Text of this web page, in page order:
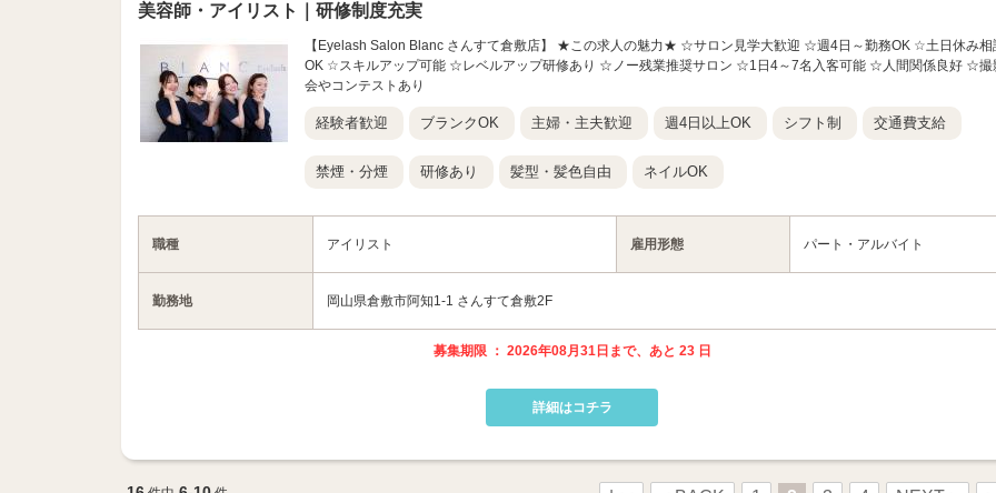
美容師・アイリスト｜研修制度充実
【Eyelash Salon Blanc さんすて倉敷店】 ★この求人の魅力★ ☆サロン見学大歓迎 ☆週4日～勤務OK ☆土日休み相
OK ☆スキルアップ可能 ☆レベルアップ研修あり ☆ノー残業推奨サロン ☆1日4～7名入客可能 ☆人間関係良好 ☆撮
会やコンテストあり
経験者歓迎 ブランクOK 主婦・主夫歓迎 週4日以上OK シフト制 交通費支給
禁煙・分煙 研修あり 髪型・髪色自由 ネイルOK
職種 アイリスト 雇用形態 パート・アルバイト
勤務地 岡山県倉敷市阿知1-1 さんすて倉敷2F
募集期限 ： 2026年08月31日まで、あと 23 日
詳細はコチラ